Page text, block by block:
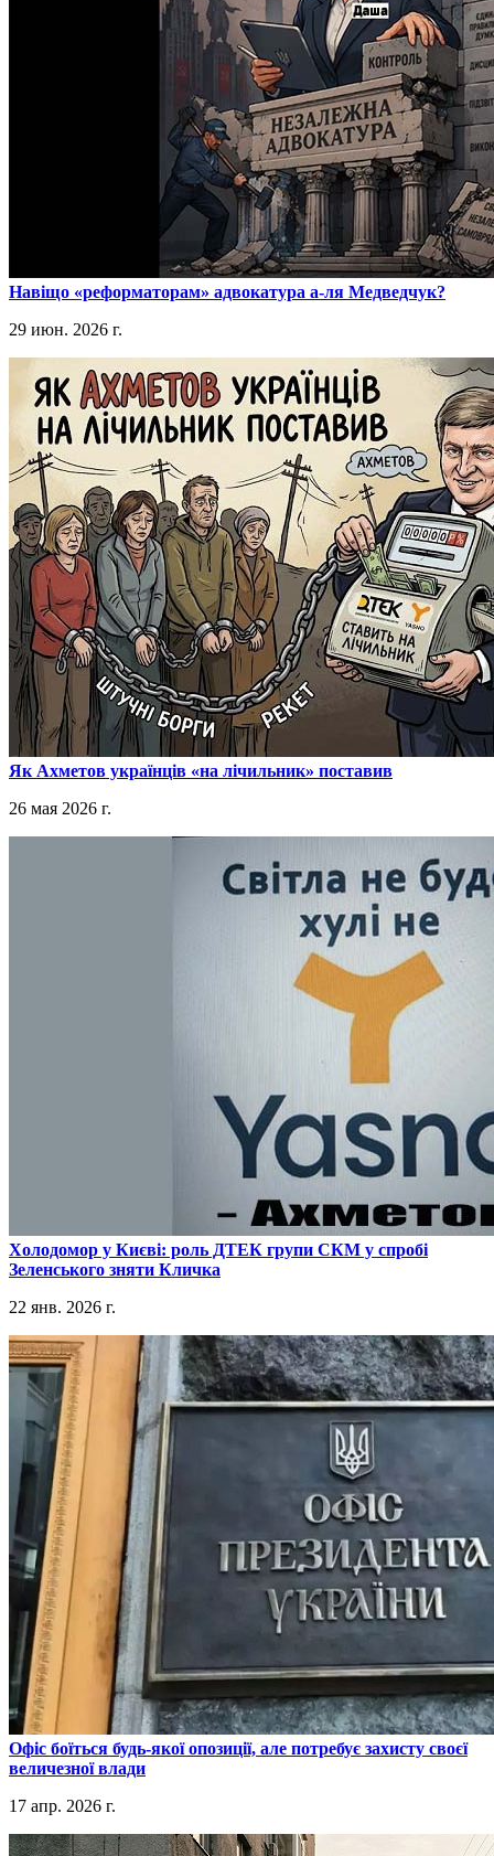
​Навіщо «реформаторам» адвокатура а-ля Медведчук?
29 июн. 2026 г.
​Як Ахметов українців «на лічильник» поставив
26 мая 2026 г.
​Холодомор у Києві: роль ДТЕК групи СКМ у спробі
Зеленського зняти Кличка
22 янв. 2026 г.
​Офіс боїться будь-якої опозиції, але потребує захисту своєї
величезної влади
17 апр. 2026 г.